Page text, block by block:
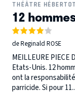
THÉÂTRE HÉBERTOT
12
de Reginald ROSE
MEILLEURE PIECE
Etats-Unis. 12
ont la
parricide. Si pour